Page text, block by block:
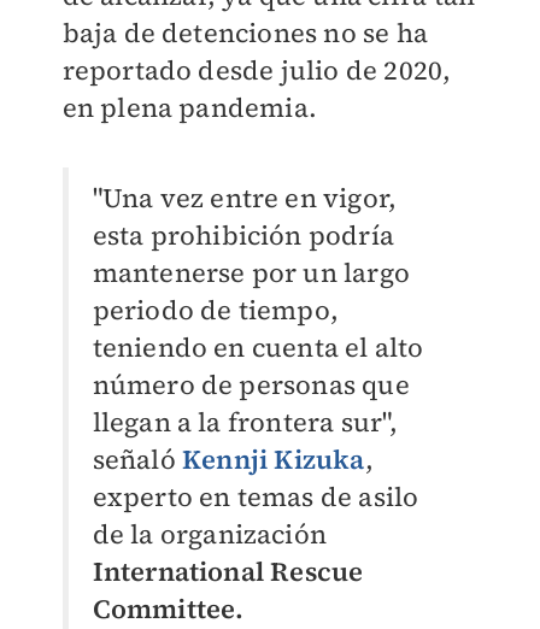
baja de detenciones no se ha
reportado desde julio de 2020,
en plena pandemia.
"Una vez entre en vigor,
esta prohibición podría
mantenerse por un largo
periodo de tiempo,
teniendo en cuenta el alto
número de personas que
llegan a la frontera sur",
señaló Kennji Kizuka,
experto en temas de asilo
de la organización
International Rescue
Committee.